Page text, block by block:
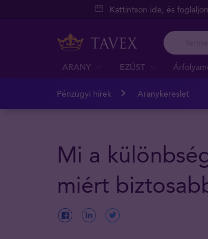
Kattintson ide, és
ARANY EZÜST
Pénzügyi hírek Aranykereslet
Mi a
miért